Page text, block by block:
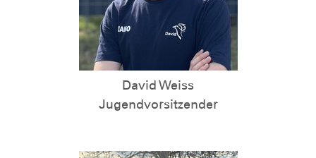
David Weiss
Jugendvorsitzender